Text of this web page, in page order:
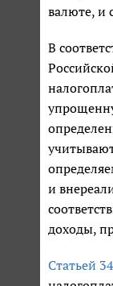
валюте, и
В
и
доходы,
Статьей